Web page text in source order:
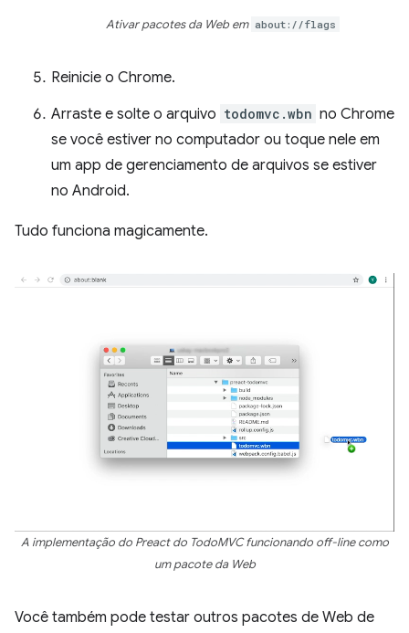
Ativar pacotes da Web em about://flags
Reinicie o Chrome.
Arraste e solte o arquivo todomvc.wbn no Chrome
se você estiver no computador ou toque nele em
um app de gerenciamento de arquivos se estiver
no Android.
Tudo funciona magicamente.
A implementação do Preact do TodoMVC funcionando off-line como
um pacote da Web
Você também pode testar outros pacotes de Web de